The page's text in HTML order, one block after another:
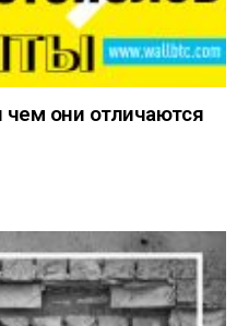
чем они отличаются